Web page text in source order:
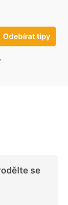
Odebírat tipy
se